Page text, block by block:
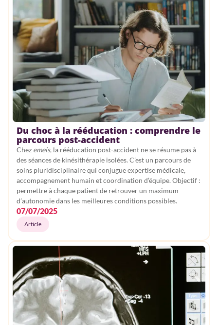
Du choc à la rééducation : comprendre le
parcours post-accident
Chez emeis, la rééducation post-accident ne se résume pas à
des séances de kinésithérapie isolées. C’est un parcours de
soins pluridisciplinaire qui conjugue expertise médicale,
accompagnement humain et coordination d’équipe. Objectif :
permettre à chaque patient de retrouver un maximum
d’autonomie dans les meilleures conditions possibles.
07/07/2025
Article